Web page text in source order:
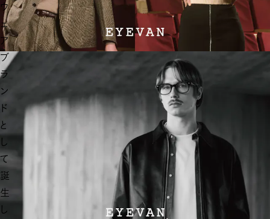
ウ
ェ
ア
ブ
ラ
ン
ド
と
し
て
誕
生
し